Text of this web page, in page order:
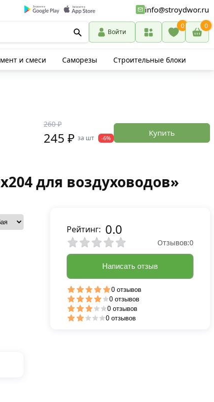
info@stroydwor.ru
Войти
0 0
и смеси Саморезы Строительные блоки
260 ₽
245 ₽ за шт -6% Купить
для воздуховодов»
Рейтинг: 0.0
Отзывов:0
Написать отзыв
0 отзывов
0 отзывов
0 отзывов
0 отзывов